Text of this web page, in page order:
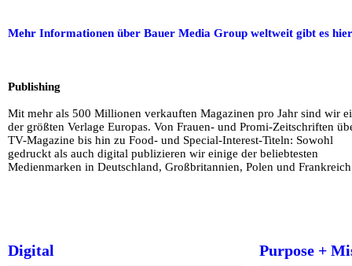
Mehr Informationen über Bauer Media Group weltweit gibt es hier
Publishing
Mit mehr als 500 Millionen verkauften Magazinen pro Jahr sind wir
der größten Verlage Europas. Von Frauen- und Promi-Zeitschriften
TV-Magazine bis hin zu Food- und Special-Interest-Titeln: Sowohl
gedruckt als auch digital publizieren wir einige der beliebtesten
Medienmarken in Deutschland, Großbritannien, Polen und
Digital Purpose +